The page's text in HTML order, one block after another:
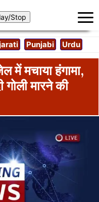
Punjabi Urdu
मचाया हंगामा,
गोली मारने की